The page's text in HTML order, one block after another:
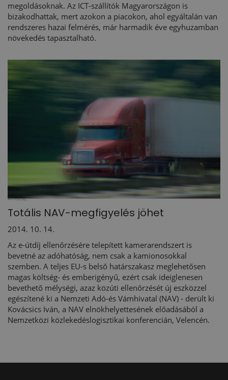
megoldásoknak. Az ICT-szállítók Magyarországon is
bizakodhattak, mert azokon a piacokon, ahol egyáltalán van
rendszeres hazai felmérés, már harmadik éve egyhuzamban
növekedés tapasztalható.
Totális NAV-megfigyelés jöhet
2014. 10. 14.
Az e-útdíj ellenőrzésére telepített kamerarendszert is
bevetné az adóhatóság, nem csak a kamionosokkal
szemben. A teljes EU-s belső határszakasz meglehetősen
magas költség- és emberigényű, ezért csak ideiglenesen
bevethető mélységi, azaz közúti ellenőrzését új eszközzel
egészítené ki a Nemzeti Adó-és Vámhivatal (NAV) - derült ki
Kovácsics Iván, a NAV elnökhelyettesének előadásából a
Nemzetközi közlekedéslogisztikai konferencián, Velencén.